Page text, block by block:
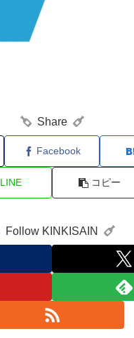
Share
Facebook
LINE コピー
Follow KINKISAIN